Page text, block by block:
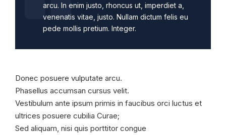
arcu. In enim justo, rhoncus ut, imperdiet a,
venenatis vitae, justo. Nullam dictum felis eu
pede mollis pretium. Integer.
Donec posuere vulputate arcu.
Phasellus accumsan cursus velit.
Vestibulum ante ipsum primis in faucibus orci luctus et
ultrices posuere cubilia Curae;
Sed aliquam, nisi quis porttitor congue